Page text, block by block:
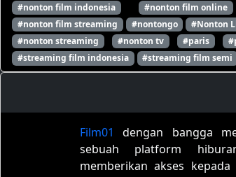
#nonton film indonesia
#nonton film online
#nonton film streaming
#nontongo #Nonton
#nonton streaming
#nonton tv #paris
#streaming film indonesia
#streaming film semi
Film01
dengan bangga
sebuah platform
memberikan akses